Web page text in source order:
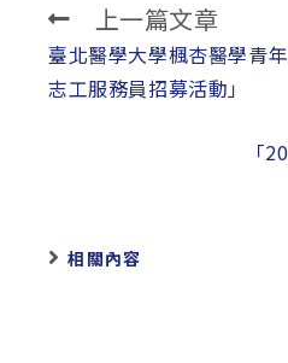
Read
more
articles
上一篇文章
臺北醫學大學楓杏醫學青
志工服務員招募活動」
「
相關內容